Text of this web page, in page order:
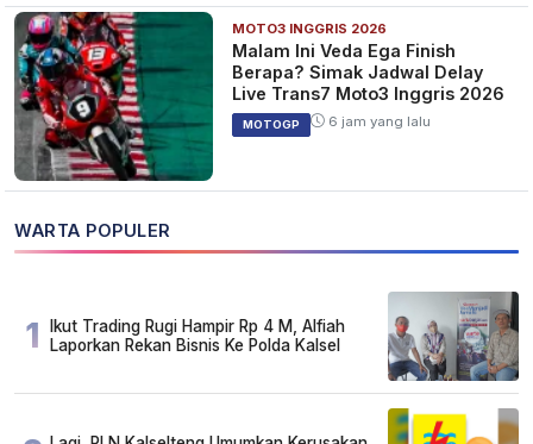
MOTO3 INGGRIS 2026
Malam Ini Veda Ega Finish
Berapa? Simak Jadwal Delay
Live Trans7 Moto3 Inggris 2026
MOTOGP 6 jam yang lalu
WARTA POPULER
1
Ikut Trading Rugi Hampir Rp 4 M, Alfiah
Laporkan Rekan Bisnis Ke Polda Kalsel